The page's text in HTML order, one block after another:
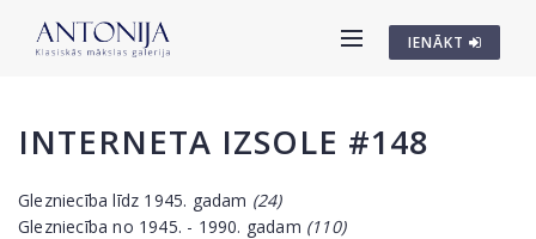
IENĀKT
INTERNETA IZSOLE #148
Glezniecība līdz 1945. gadam (24)
Glezniecība no 1945. - 1990. gadam (110)